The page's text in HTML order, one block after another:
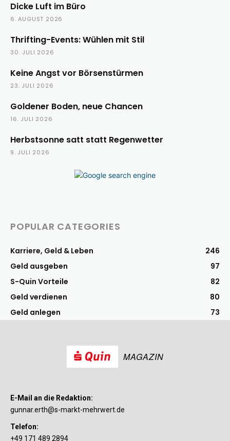
Dicke Luft im Büro
6. AUGUST 2026
Thrifting-Events: Wühlen mit Stil
30. JULI 2026
Keine Angst vor Börsenstürmen
23. JULI 2026
Goldener Boden, neue Chancen
16. JULI 2026
Herbstsonne satt statt Regenwetter
9. JULI 2026
POPULAR CATEGORIES
Karriere, Geld & Leben
246
Geld ausgeben
97
S-Quin Vorteile
82
Geld verdienen
80
Geld anlegen
73
MAGAZIN
E-Mail an die Redaktion:
gunnar.erth@s-markt-mehrwert.de
Telefon:
+49 171 489 2894